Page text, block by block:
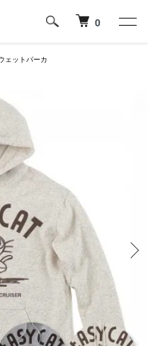
0
ェットパーカ